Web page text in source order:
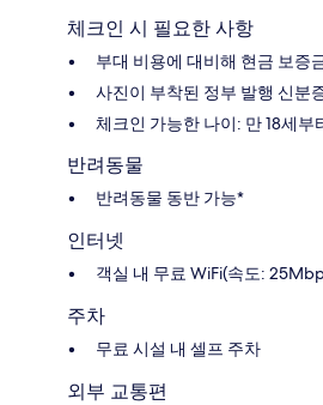
체크인 시 필요한 사항
부대 비용에 대비해 현금 보증
사진이 부착된 정부 발행 신분
체크인 가능한 나이: 만 18세부
반려동물
반려동물 동반 가능*
인터넷
객실 내 무료 WiFi(속도:
주차
무료 시설 내 셀프 주차
외부 교통편